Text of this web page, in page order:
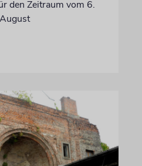
den Zeitraum vom 6.